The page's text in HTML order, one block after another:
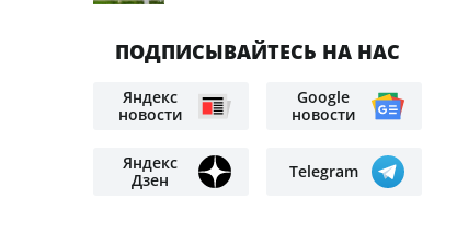
ПОДПИСЫВАЙТЕСЬ НА НАС
Яндекс
новости
Google
новости
Яндекс
Дзен
Telegram